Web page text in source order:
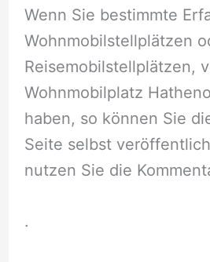
Wenn Sie bestimmte
Wohnmobilstellplätzen
Reisemobilstellplätzen,
Wohnmobilplatz
haben, so können Sie
Seite selbst
nutzen Sie die
.